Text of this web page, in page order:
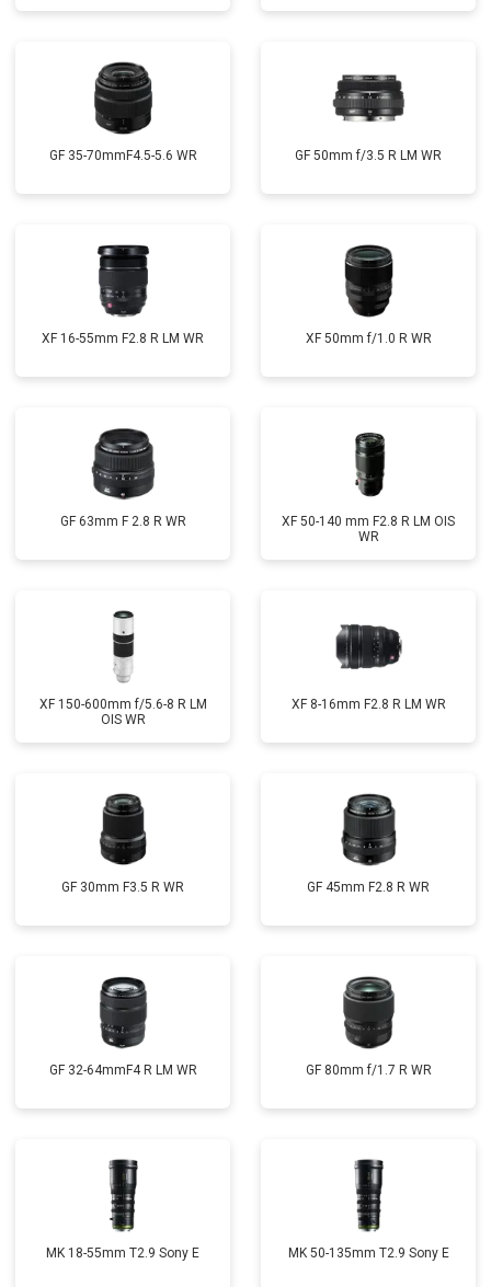
GF 35-70mmF4.5-5.6 WR GF 50mm f/3.5 R LM WR
XF 16-55mm F2.8 R LM WR XF 50mm f/1.0 R WR
GF 63mm F 2.8 R WR
XF 50-140 mm F2.8 R LM OIS
WR
XF 150-600mm f/5.6-8 R LM
OIS WR
XF 8-16mm F2.8 R LM WR
GF 30mm F3.5 R WR GF 45mm F2.8 R WR
GF 32-64mmF4 R LM WR GF 80mm f/1.7 R WR
MK 18-55mm T2.9 Sony E MK 50-135mm T2.9 Sony E